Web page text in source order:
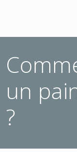
un
?